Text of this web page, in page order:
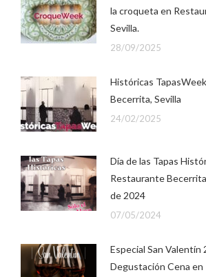
la croqueta en
Sevilla.
28/09/2025
Históricas
Becerrita, Sevilla
24/02/2025
Día de las Tapas
Restaurante
de 2024
07/05/2024
Especial San Valentín
Degustación Cena